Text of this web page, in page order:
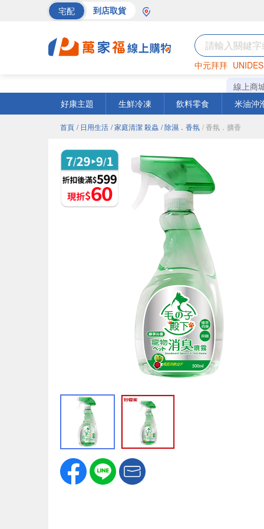
宅配 到店取貨
中元拜拜
罐頭 海苔
線上商
好康主題
生鮮冷凍 飲料零食 米油沖
首頁 / 日用生活 / 家庭清潔 殺蟲 / 除濕．香氛 / 香氛．擴香